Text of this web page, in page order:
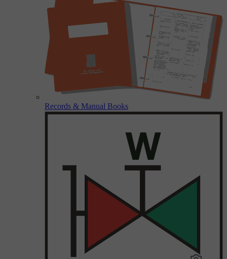
Records & Manual Books